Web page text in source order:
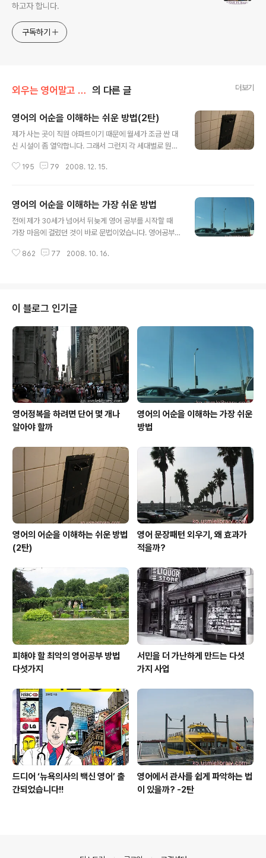
하고자 합니다.
구독하기
외우는 영어말고 이해하는 영어 의 다른 글 더보기
영어의 어순을 이해하는 쉬운 방법(2탄)
제가 사는 곳이 직원 아파트이기 때문에 월세가 조금 싼 대
신 시설이 좀 열악합니다. 그래서 그런지 각 세대별로 뭔가
구의 게시판을 통해 알리기 보다는 엘리베이터 앞에 종이
베이터 앞에 공지사항이 하나 붙어있었습니다. 그냥 슬쩍
보고 지나갔는데 집에 돌아오니 아내가 무슨 공지사항이
있던데 읽어도 해석이 잘 안 된다고 무슨 뜻이냐고 물어보
가 다시 옮겨 써 보겠습니다. Trash generated by unit
195 79 2008. 12. 15.
영어의 어순을 이해하는 가장 쉬운 방법
전에 제가 30세가 넘어서 뒤늦게 영어 공부를 시작할 때
가장 마음에 걸렸던 것이 바로 문법이었습니다. 영어공부
해야 맞는 말인지, 어떤 것이 틀리는 것인지 자신도 없었고
며 문장이 구성되는 원리의 대부분은 따로 문법책을 가지
고 문제 풀고 외우면서 터득하는 것이 아니라 실제 말을 하
면서 (책을 읽기나 영화 대사 따라 하기, 혹은 원어민과 대
화 등) 저절로 깨우치는 것이 빠르다는 것이었고 이런 내용
은 제 이 전 글인 “영문법, 공부 할까, 말까” 에 반영되어 있
습니다. 영어로 된 긴 문장..
862 77 2008. 10. 16.
이 블로그 인기글
영어정복을 하려면 단어 몇 개나
알아야 할까
영어의 어순을 이해하는 가장 쉬운
방법
영어의 어순을 이해하는 쉬운 방법
(2탄)
영어 문장패턴 외우기, 왜 효과가
적을까?
피해야 할 최악의 영어공부 방법
다섯가지
서민을 더 가난하게 만드는 다섯
가지 사업
드디어 ‘뉴욕의사의 백신 영어’ 출
간되었습니다!!
영어에서 관사를 쉽게 파악하는 법
이 있을까? -2탄